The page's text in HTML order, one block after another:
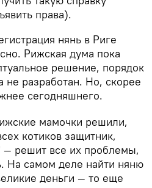
права).
нянь в Риге
Рижская дума пока
решение, порядок
не разработан. Но, скорее
сегодняшнего.
мамочки решили,
котиков защитник,
— решит все их проблемы,
На самом деле найти няню
деньги — то еще